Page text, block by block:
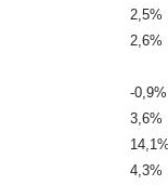
2,5%
2,6%
-0,9%
3,6%
4,3%